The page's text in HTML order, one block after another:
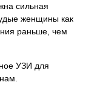
сильная
женщины как
раньше, чем
УЗИ для